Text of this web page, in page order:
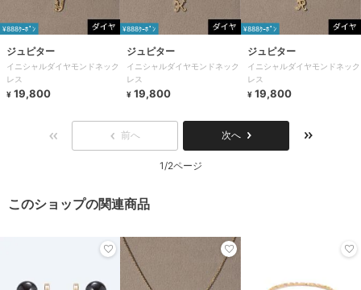
¥888ｸｰﾎﾟﾝ
ジュピター
イニシャルダイヤモンドネック
レス
¥ 19,800
¥888ｸｰﾎﾟﾝ
ジュピター
イニシャルダイヤモンドネック
レス
¥ 19,800
¥888ｸｰﾎﾟﾝ
ジュピター
イニシャルダイヤモンドネック
レス
¥ 19,800
前へ 次へ
1/2ページ
このショップの関連商品